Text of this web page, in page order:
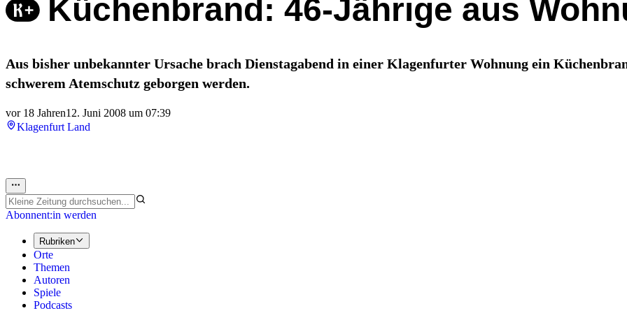
Küchenbrand: 46-Jährige aus
Aus bisher unbekannter Ursache brach Dienstagabend in einer Klagenfurter Wohnung ein
schwerem Atemschutz geborgen werden.
vor 18 Jahren12. Juni 2008 um 07:39
Klagenfurt Land
Abonnent:in werden
Rubriken
Orte
Themen
Autoren
Spiele
Podcasts